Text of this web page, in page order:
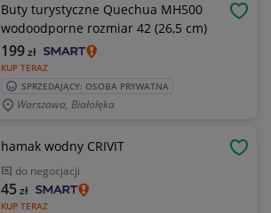
Buty turystyczne Quechua MH500
wodoodporne rozmiar 42 (26,5 cm)
KUP TERAZ
199zł
SPRZEDAJĄCY: OSOBA PRYWATNA
Warszawa, Białołęka
hamak wodny CRIVIT
do negocjacji
KUP TERAZ
45zł